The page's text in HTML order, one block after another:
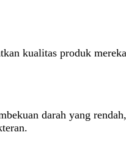
kualitas produk
darah yang